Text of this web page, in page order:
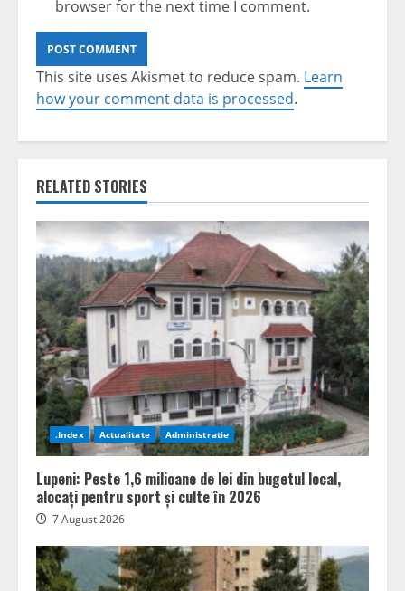
browser for the next time I comment.
This site uses Akismet to reduce spam. Learn
how your comment data is processed.
RELATED STORIES
.Index Actualitate Administratie
Lupeni: Peste 1,6 milioane de lei din bugetul local,
alocați pentru sport și culte în 2026
7 August 2026